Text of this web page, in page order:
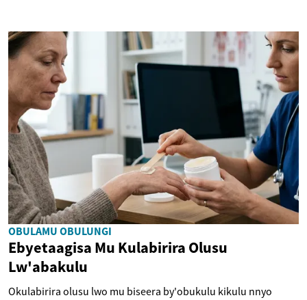
OBULAMU OBULUNGI
Ebyetaagisa Mu Kulabirira Olusu
Lw'abakulu
Okulabirira olusu lwo mu biseera by'obukulu kikulu nnyo